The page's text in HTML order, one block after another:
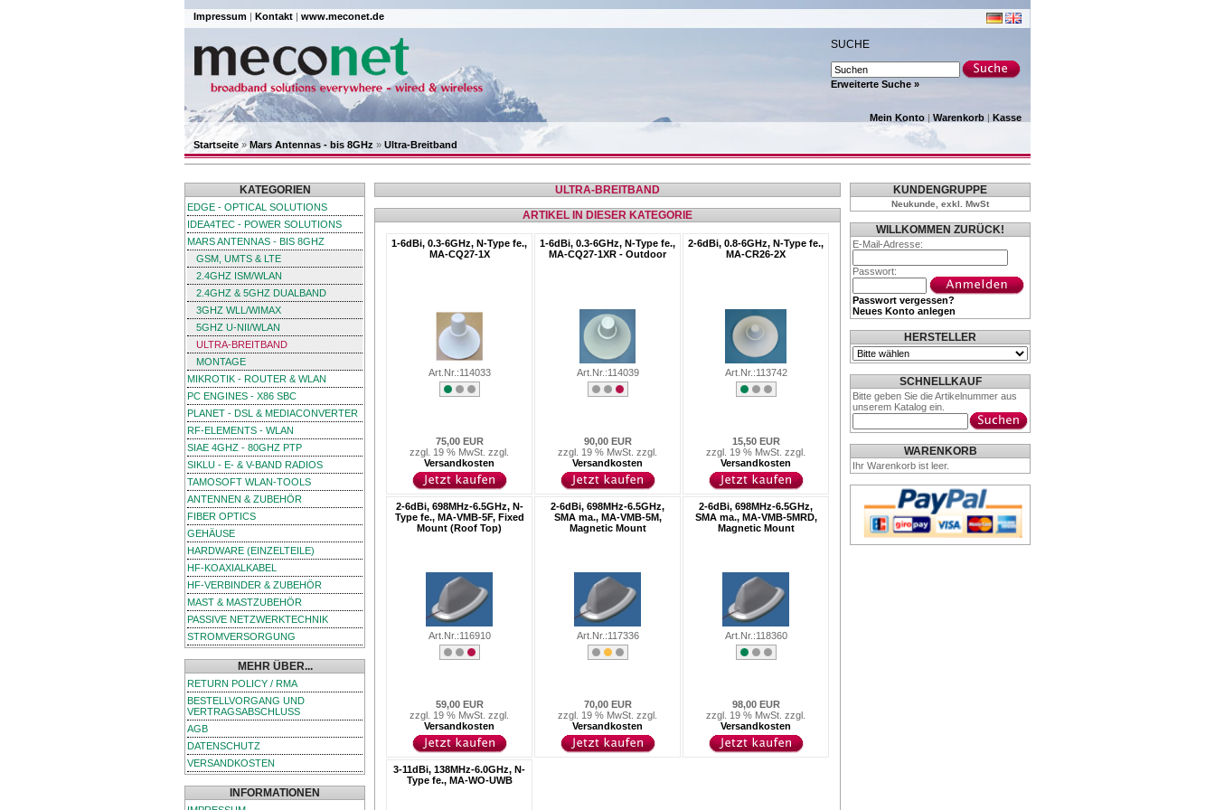
Impressum | Kontakt | www.meconet.de
SUCHE
Erweiterte Suche »
Mein Konto | Warenkorb | Kasse
Startseite»Mars Antennas - bis 8GHz » Ultra-Breitband
KATEGORIEN
EDGE - OPTICAL SOLUTIONS
IDEA4TEC - POWER SOLUTIONS
MARS ANTENNAS - BIS 8GHZ
GSM, UMTS & LTE
2.4GHZ ISM/WLAN
2.4GHZ & 5GHZ DUALBAND
3GHZ WLL/WIMAX
5GHZ U-NII/WLAN
ULTRA-BREITBAND
MONTAGE
MIKROTIK - ROUTER & WLAN
PC ENGINES - X86 SBC
PLANET - DSL & MEDIACONVERTER
RF-ELEMENTS - WLAN
SIAE 4GHZ - 80GHZ PTP
SIKLU - E- & V-BAND RADIOS
TAMOSOFT WLAN-TOOLS
ANTENNEN & ZUBEHÖR
FIBER OPTICS
GEHÄUSE
HARDWARE (EINZELTEILE)
HF-KOAXIALKABEL
HF-VERBINDER & ZUBEHÖR
MAST & MASTZUBEHÖR
PASSIVE NETZWERKTECHNIK
STROMVERSORGUNG
MEHR ÜBER...
RETURN POLICY / RMA
BESTELLVORGANG UND
VERTRAGSABSCHLUSS
AGB
DATENSCHUTZ
VERSANDKOSTEN
INFORMATIONEN
ULTRA-BREITBAND
ARTIKEL IN DIESER KATEGORIE
1-6dBi, 0.3-6GHz, N-Type fe.,
MA-CQ27-1X
Art.Nr.:114033
75,00 EUR
zzgl. 19 % MwSt. zzgl.
Versandkosten
1-6dBi, 0.3-6GHz, N-Type fe.,
MA-CQ27-1XR - Outdoor
Art.Nr.:114039
90,00 EUR
zzgl. 19 % MwSt. zzgl.
Versandkosten
2-6dBi, 0.8-6GHz, N-Type fe.,
MA-CR26-2X
Art.Nr.:113742
15,50 EUR
zzgl. 19 % MwSt. zzgl.
Versandkosten
2-6dBi, 698MHz-6.5GHz, N-
Type fe., MA-VMB-5F, Fixed
Mount (Roof Top)
Art.Nr.:116910
59,00 EUR
zzgl. 19 % MwSt. zzgl.
Versandkosten
2-6dBi, 698MHz-6.5GHz,
SMA ma., MA-VMB-5M,
Magnetic Mount
Art.Nr.:117336
70,00 EUR
zzgl. 19 % MwSt. zzgl.
Versandkosten
2-6dBi, 698MHz-6.5GHz,
SMA ma., MA-VMB-5MRD,
Magnetic Mount
Art.Nr.:118360
98,00 EUR
zzgl. 19 % MwSt. zzgl.
Versandkosten
3-11dBi, 138MHz-6.0GHz, N-
Type fe., MA-WO-UWB
KUNDENGRUPPE
Neukunde, exkl. MwSt
WILLKOMMEN ZURÜCK!
E-Mail-Adresse:
Passwort:
Passwort vergessen?
Neues Konto anlegen
HERSTELLER
SCHNELLKAUF
Bitte geben Sie die Artikelnummer aus
unserem Katalog ein.
WARENKORB
Ihr Warenkorb ist leer.